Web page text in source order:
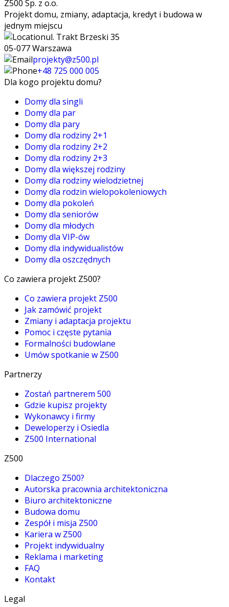
Z500 Sp. z o.o.
Projekt domu, zmiany, adaptacja, kredyt i budowa w
jednym miejscu
ul. Trakt Brzeski 35
05-077 Warszawa
projekty@z500.pl
+48 725 000 005
Dla kogo projektu domu?
Domy dla singli
Domy dla par
Domy dla pary
Domy dla rodziny 2+1
Domy dla rodziny 2+2
Domy dla rodziny 2+3
Domy dla większej rodziny
Domy dla rodziny wielodzietnej
Domy dla rodzin wielopokoleniowych
Domy dla pokoleń
Domy dla seniorów
Domy dla młodych
Domy dla VIP-ów
Domy dla indywidualistów
Domy dla oszczędnych
Co zawiera projekt Z500?
Co zawiera projekt Z500
Jak zamówić projekt
Zmiany i adaptacja projektu
Pomoc i częste pytania
Formalności budowlane
Umów spotkanie w Z500
Partnerzy
Zostań partnerem 500
Gdzie kupisz projekty
Wykonawcy i firmy
Deweloperzy i Osiedla
Z500 International
Z500
Dlaczego Z500?
Autorska pracownia architektoniczna
Biuro architektoniczne
Budowa domu
Zespół i misja Z500
Kariera w Z500
Projekt indywidualny
Reklama i marketing
FAQ
Kontakt
Legal